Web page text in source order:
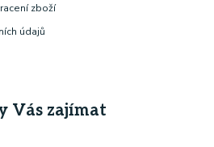
zboží
údajů
Vás zajímat